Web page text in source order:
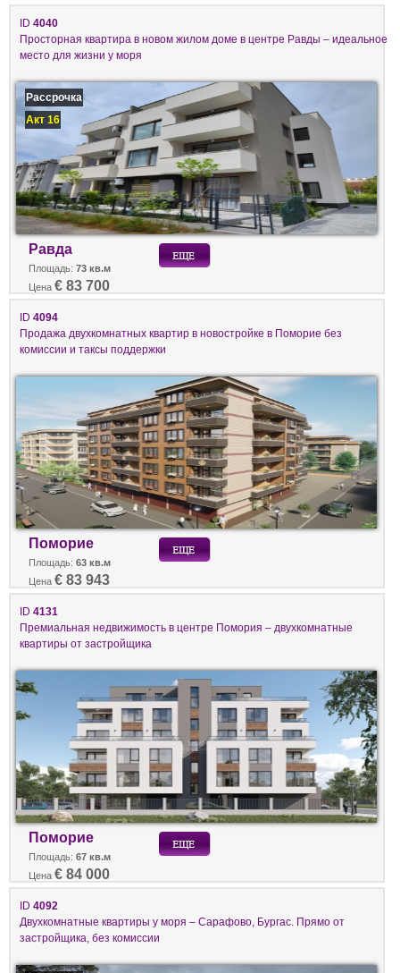
ID 4040
Просторная квартира в новом жилом доме в центре Равды – идеальное
место для жизни у моря
Рассрочка
Акт 16
Равда
Площадь: 73 кв.м
Цена € 83 700
ID 4094
Продажа двухкомнатных квартир в новостройке в Поморие без
комиссии и таксы поддержки
Поморие
Площадь: 63 кв.м
Цена € 83 943
ID 4131
Премиальная недвижимость в центре Помория – двухкомнатные
квартиры от застройщикa
Поморие
Площадь: 67 кв.м
Цена € 84 000
ID 4092
Двухкомнатные квартиры у моря – Сарафово, Бургас. Прямо от
застройщика, без комиссии